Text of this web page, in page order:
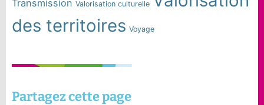
Transmission Valorisation culturelle
des territoires Voyage
Partagez cette page